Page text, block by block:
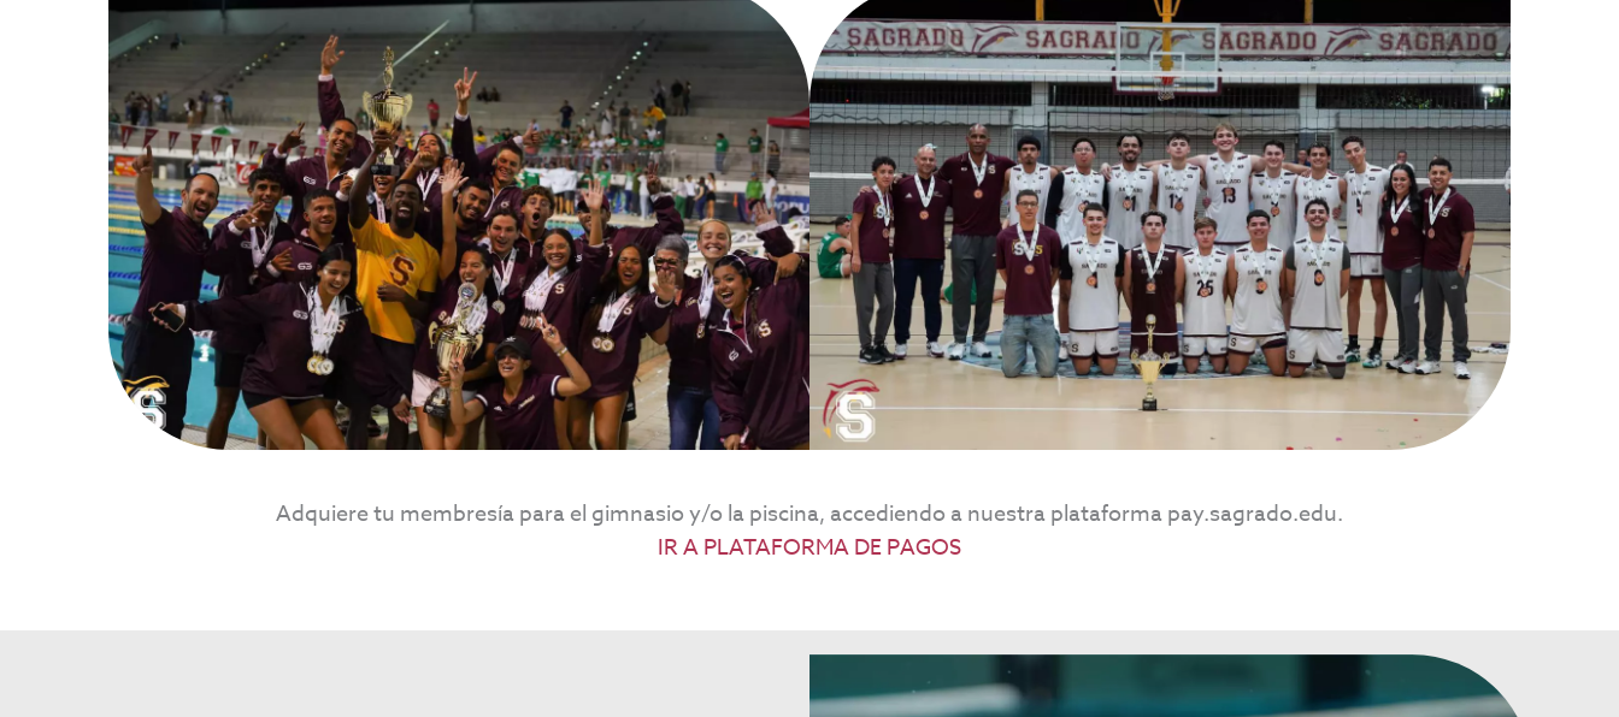
Adquiere tu membresía para el gimnasio y/o la piscina, accediendo a nuestra plataforma pay.sagrado.edu.
IR A PLATAFORMA DE PAGOS